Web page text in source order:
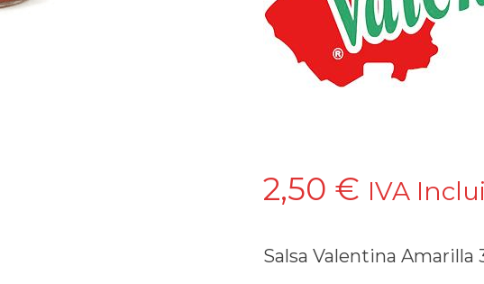
2,50 € IVA
Salsa Valentina Amarilla